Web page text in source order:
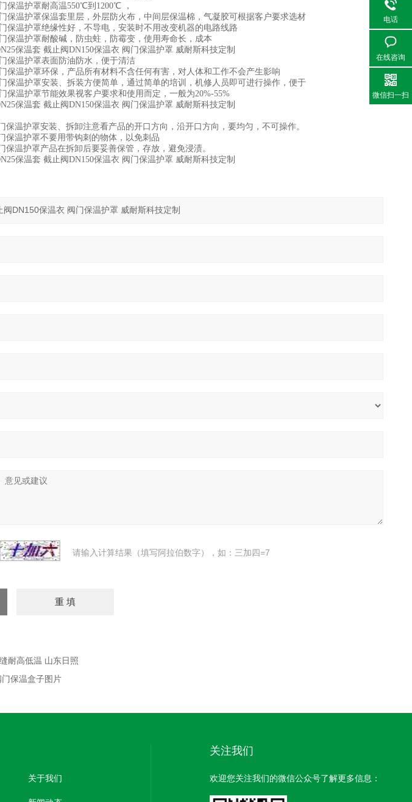
温护罩耐高温550℃到1200℃ ，
温护罩保温套里层，外层防火布，中间层保温棉，气凝胶可根据客户要求选材
温护罩绝缘性好，不导电，安装时不用改变机器的电路线路
温护罩耐酸碱，防虫蛀，防霉变，使用寿命长，成本
温护罩表面防油防水，便于清洁
温护罩环保，产品所有材料不含任何有害，对人体和工作不会产生影响
温护罩安装、拆装方便简单，通过简单的培训，机修人员即可进行操作，便于
温护罩节能效果视客户要求和使用而定，一般为20%-55%
温护罩安装、拆卸注意看产品的开口方向，沿开口方向，要均匀，不可操作。
温护罩不要用带钩刺的物体，以免刺品
温护罩产品在拆卸后要妥善保管，存放，避免浸渍。
请输入计算结果（填写阿拉伯数字），如：三加四=7
耐高低温 山东日照
保温盒子图片
关于我们
关注我们
欢迎您关注我们的微信公众号了解更多信息：
电话
在线咨询
微信扫一扫